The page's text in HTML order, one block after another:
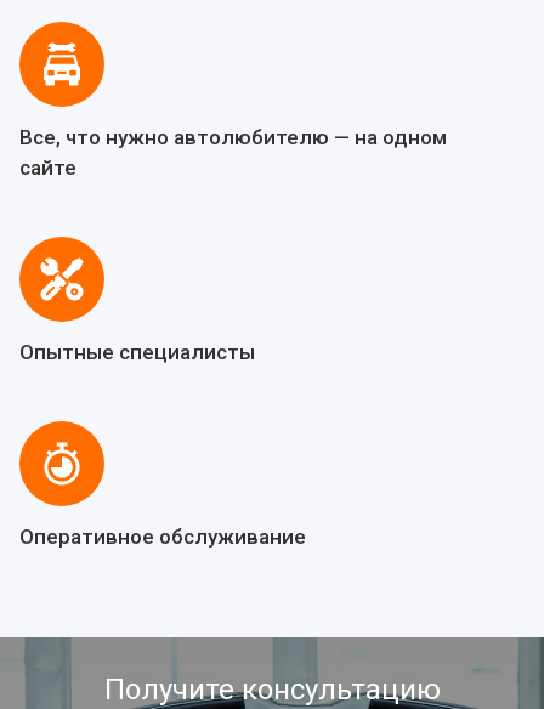
Все, что нужно автолюбителю — на одном
сайте
Опытные специалисты
Оперативное обслуживание
Получите консультацию